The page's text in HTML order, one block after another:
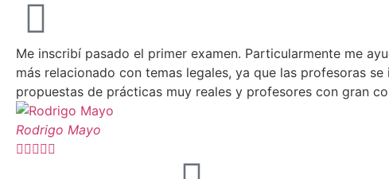
Me inscribí pasado el primer examen. Particularmente me
más relacionado con temas legales, ya que las profesoras
propuestas de prácticas muy reales y profesores con gran
Rodrigo Mayo
